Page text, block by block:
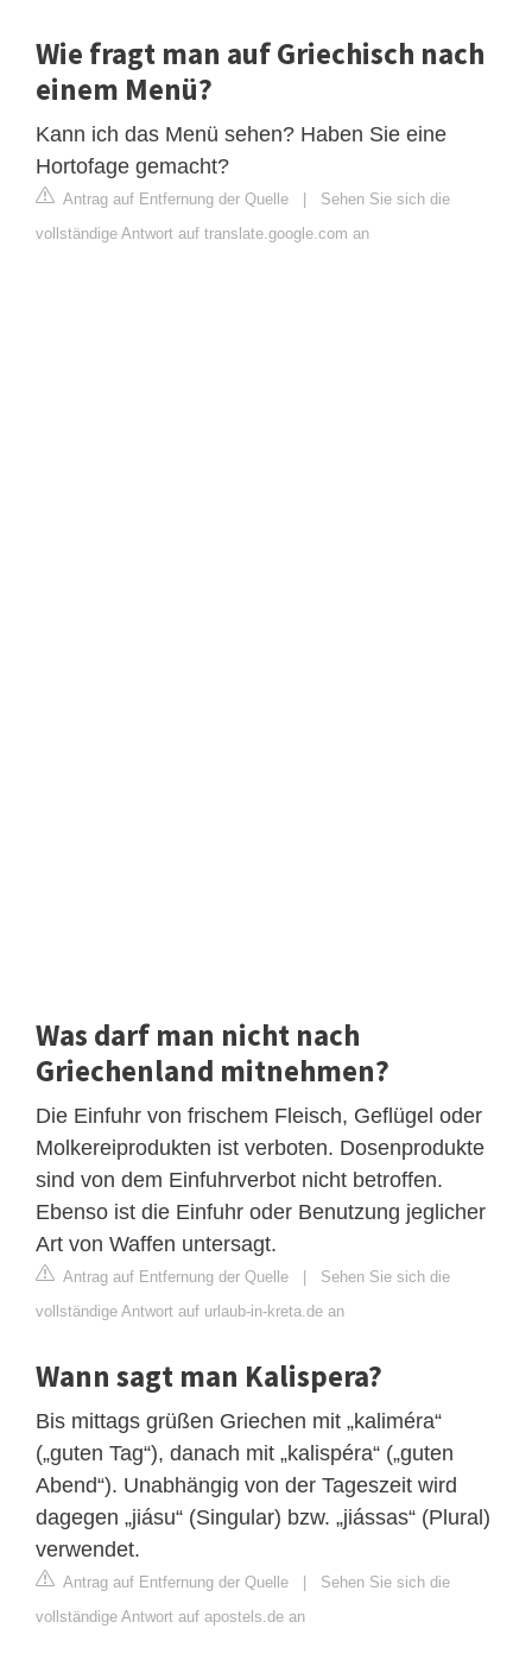
Wie fragt man auf Griechisch nach
einem Menü?
Kann ich das Menü sehen? Haben Sie eine
Hortofage gemacht?
Antrag auf Entfernung der Quelle | Sehen Sie sich die
vollständige Antwort auf translate.google.com an
Was darf man nicht nach
Griechenland mitnehmen?
Die Einfuhr von frischem Fleisch, Geflügel oder
Molkereiprodukten ist verboten. Dosenprodukte
sind von dem Einfuhrverbot nicht betroffen.
Ebenso ist die Einfuhr oder Benutzung jeglicher
Art von Waffen untersagt.
Antrag auf Entfernung der Quelle | Sehen Sie sich die
vollständige Antwort auf urlaub-in-kreta.de an
Wann sagt man Kalispera?
Bis mittags grüßen Griechen mit „kaliméra“
(„guten Tag“), danach mit „kalispéra“ („guten
Abend“). Unabhängig von der Tageszeit wird
dagegen „jiásu“ (Singular) bzw. „jiássas“ (Plural)
verwendet.
Antrag auf Entfernung der Quelle | Sehen Sie sich die
vollständige Antwort auf apostels.de an